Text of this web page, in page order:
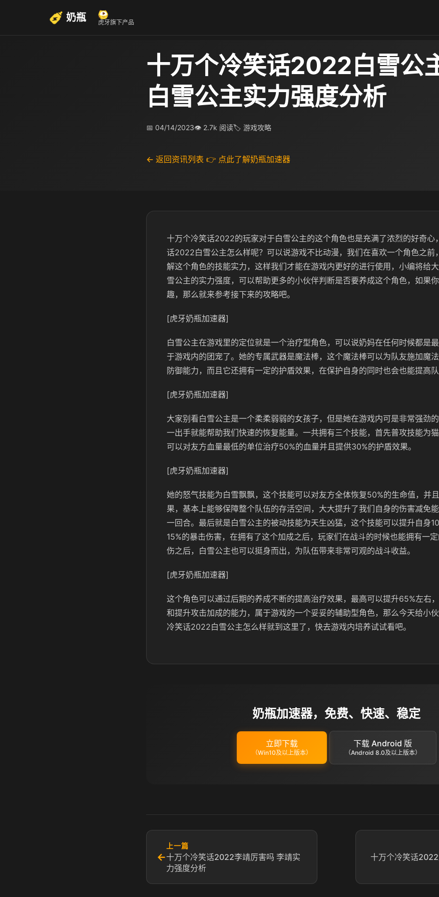
奶瓶 虎牙旗下产品
十万个冷笑话2022白雪公
白雪公主实力强度分析
📅 04/14/2023👁 2.7k 阅读🏷 游戏攻略
← 返回资讯列表 👉 点此了解奶瓶加速器
十万个冷笑话2022的玩家对于白雪公主的这个角色也是充满了浓烈的好奇心
话2022白雪公主怎么样呢？可以说游戏不比动漫，我们在喜欢一个角色之前
解这个角色的技能实力，这样我们才能在游戏内更好的进行使用，小编将给
雪公主的实力强度，可以帮助更多的小伙伴判断是否要养成这个角色，如果
趣，那么就来参考接下来的攻略吧。
[虎牙奶瓶加速器]
白雪公主在游戏里的定位就是一个治疗型角色，可以说奶妈在任何时候都是
于游戏内的团宠了。她的专属武器是魔法棒，这个魔法棒可以为队友施加魔
防御能力，而且它还拥有一定的护盾效果，在保护自身的同时也会也能提高队
[虎牙奶瓶加速器]
大家别看白雪公主是一个柔柔弱弱的女孩子，但是她在游戏内可是非常强劲
一出手就能帮助我们快速的恢复能量。一共拥有三个技能，首先普攻技能为
可以对友方血量最低的单位治疗50%的血量并且提供30%的护盾效果。
[虎牙奶瓶加速器]
她的怒气技能为白雪飘飘，这个技能可以对友方全体恢复50%的生命值，并
果，基本上能够保障整个队伍的存活空间，大大提升了我们自身的伤害减免
一回合。最后就是白雪公主的被动技能为天生凶猛，这个技能可以提升自身
15%的暴击伤害，在拥有了这个加成之后，玩家们在战斗的时候也能拥有一
伤之后，白雪公主也可以挺身而出，为队伍带来非常可观的战斗收益。
[虎牙奶瓶加速器]
这个角色可以通过后期的养成不断的提高治疗效果，最高可以提升65%左右
和提升攻击加成的能力，属于游戏的一个妥妥的辅助型角色，那么今天给小
冷笑话2022白雪公主怎么样就到这里了，快去游戏内培养试试看吧。
奶瓶加速器，免费、快速、稳定
立即下载
（Win10及以上版本）
下载 Android 版
（Android 8.0及以上版本）
←
上一篇
十万个冷笑话2022李靖厉害吗 李靖实
力强度分析
十万个冷笑话